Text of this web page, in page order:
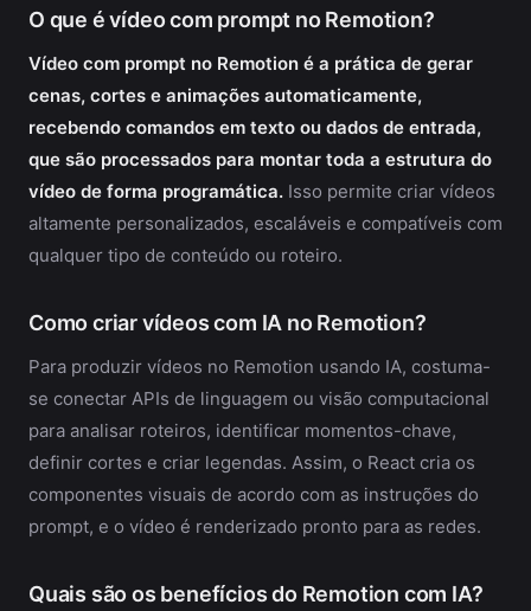
O que é vídeo com prompt no Remotion?
Vídeo com prompt no Remotion é a prática de gerar
cenas, cortes e animações automaticamente,
recebendo comandos em texto ou dados de entrada,
que são processados para montar toda a estrutura do
vídeo de forma programática. Isso permite criar vídeos
altamente personalizados, escaláveis e compatíveis com
qualquer tipo de conteúdo ou roteiro.
Como criar vídeos com IA no Remotion?
Para produzir vídeos no Remotion usando IA, costuma-
se conectar APIs de linguagem ou visão computacional
para analisar roteiros, identificar momentos-chave,
definir cortes e criar legendas. Assim, o React cria os
componentes visuais de acordo com as instruções do
prompt, e o vídeo é renderizado pronto para as redes.
Quais são os benefícios do Remotion com IA?